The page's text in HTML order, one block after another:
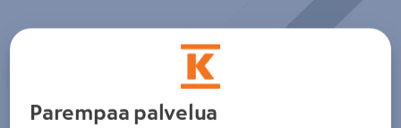
Parempaa palvelua